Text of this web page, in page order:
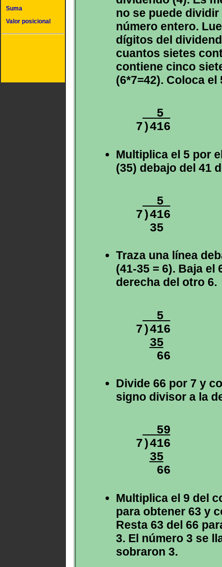
Suma
Valor posicional
no se puede
número entero.
dígitos del
cuantos sietes
contiene cinco
(6*7=42). Coloca
5
Multiplica el 5 por
(35) debajo del 41
5
7)416
35
Traza una línea
(41-35 = 6). Baja el
derecha del otro 6.
5
7)416
35
Divide 66 por 7 y
signo divisor a la
59
7)416
35
Multiplica el 9 del
para obtener 63 y
Resta 63 del 66
3. El número 3 se
sobraron 3.